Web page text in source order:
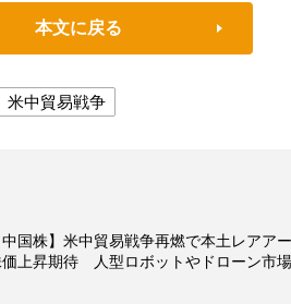
本文に戻る
米中貿易戦争
国株】米中貿易戦争再燃で本土レアア
上昇期待 人型ロボットやドローン市